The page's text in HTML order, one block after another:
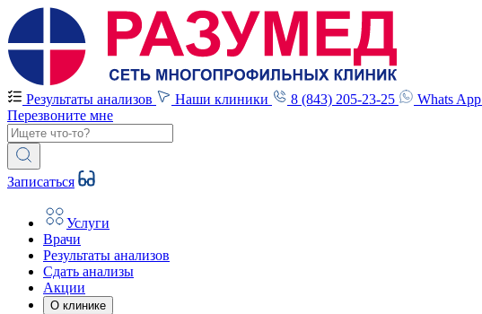
Результаты анализов Наши клиники 8 (843) 205-23-25 Whats App
Перезвоните мне
Записаться
Услуги
Врачи
Результаты анализов
Сдать анализы
Акции
О клинике